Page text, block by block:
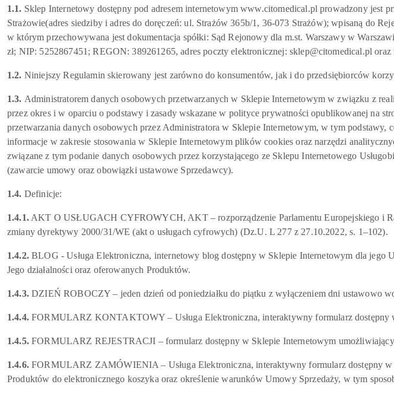
1.1. Sklep Internetowy dostępny pod adresem internetowym www.citomedical.pl prowadzony
Strażowie(adres siedziby i adres do doręczeń: ul. Strażów 365b/1, 36-073 Strażów); wpisaną do
w którym przechowywana jest dokumentacja spółki: Sąd Rejonowy dla m.st. Warszawy w
zł; NIP: 5252867451; REGON: 389261265, adres poczty elektronicznej: sklep@citomedical.pl
1.2. Niniejszy Regulamin skierowany jest zarówno do konsumentów, jak i do przedsiębiorców
1.3. Administratorem danych osobowych przetwarzanych w Sklepie Internetowym w związku z
przez okres i w oparciu o podstawy i zasady wskazane w polityce prywatności opublikowanej na
przetwarzania danych osobowych przez Administratora w Sklepie Internetowym, w tym podstawy,
informacje w zakresie stosowania w Sklepie Internetowym plików cookies oraz narzędzi
związane z tym podanie danych osobowych przez korzystającego ze Sklepu Internetowego
(zawarcie umowy oraz obowiązki ustawowe Sprzedawcy).
1.4. Definicje:
1.4.1.AKT O USŁUGACH CYFROWYCH, AKT – rozporządzenie Parlamentu Europejskiego i
zmiany dyrektywy 2000/31/WE (akt o usługach cyfrowych) (Dz.U. L 277 z 27.10.2022, s. 1–102).
1.4.2.BLOG - Usługa Elektroniczna, internetowy blog dostępny w Sklepie Internetowym dla jego
Jego działalności oraz oferowanych Produktów.
1.4.3.DZIEŃ ROBOCZY – jeden dzień od poniedziałku do piątku z wyłączeniem dni ustawowo
1.4.4.FORMULARZ KONTAKTOWY – Usługa Elektroniczna, interaktywny formularz dostępny
1.4.5.FORMULARZ REJESTRACJI – formularz dostępny w Sklepie Internetowym
1.4.6.FORMULARZ ZAMÓWIENIA – Usługa Elektroniczna, interaktywny formularz dostępny w
Produktów do elektronicznego koszyka oraz określenie warunków Umowy Sprzedaży, w tym